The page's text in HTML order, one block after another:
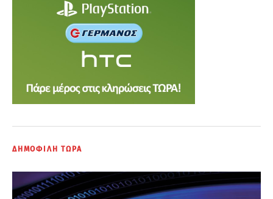
ΔΗΜΟΦΙΛΗ ΤΩΡΑ